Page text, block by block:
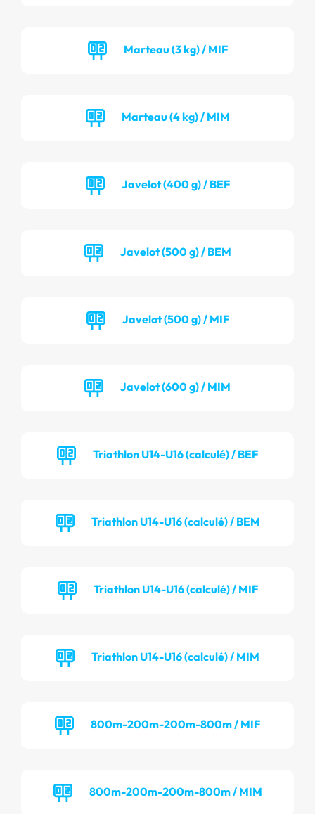
Marteau (3 kg) / MIF
Marteau (4 kg) / MIM
Javelot (400 g) / BEF
Javelot (500 g) / BEM
Javelot (500 g) / MIF
Javelot (600 g) / MIM
Triathlon U14-U16 (calculé) / BEF
Triathlon U14-U16 (calculé) / BEM
Triathlon U14-U16 (calculé) / MIF
Triathlon U14-U16 (calculé) / MIM
800m-200m-200m-800m / MIF
800m-200m-200m-800m / MIM